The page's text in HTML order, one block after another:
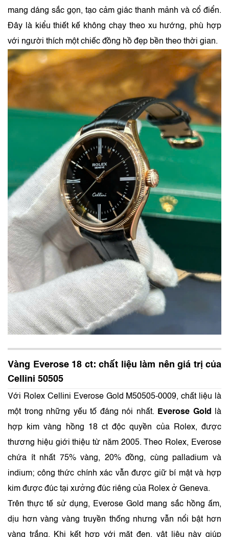
mang dáng sắc gọn, tạo cảm giác thanh mảnh và cổ điển.
Đây là kiểu thiết kế không chạy theo xu hướng, phù hợp
với người thích một chiếc đồng hồ đẹp bền theo thời gian.
Vàng Everose 18 ct: chất liệu làm nên giá trị của
Cellini 50505
Với Rolex Cellini Everose Gold M50505-0009, chất liệu là
một trong những yếu tố đáng nói nhất.
Everose Gold
là
hợp kim vàng hồng 18 ct độc quyền của Rolex, được
thương hiệu giới thiệu từ năm 2005. Theo Rolex, Everose
chứa ít nhất 75% vàng, 20% đồng, cùng palladium và
indium; công thức chính xác vẫn được giữ bí mật và hợp
kim được đúc tại xưởng đúc riêng của Rolex ở Geneva.
Trên thực tế sử dụng, Everose Gold mang sắc hồng ấm,
dịu hơn vàng vàng truyền thống nhưng vẫn nổi bật hơn
vàng trắng. Khi kết hợp với mặt đen, vật liệu này giúp